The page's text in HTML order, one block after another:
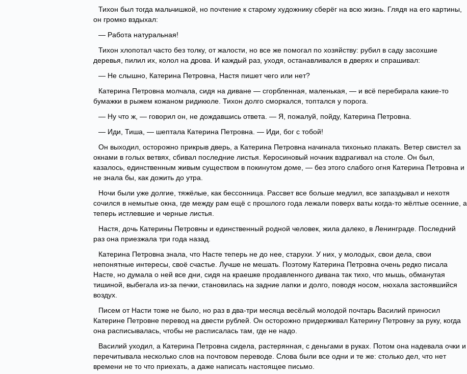
Тихон был тогда мальчишкой, но почтение к старому художнику сберёг на всю жизнь. Глядя на его картины,
он громко вздыхал:
— Работа натуральная!
Тихон хлопотал часто без толку, от жалости, но все же помогал по хозяйству: рубил в саду засохшие
деревья, пилил их, колол на дрова. И каждый раз, уходя, останавливался в дверях и спрашивал:
— Не слышно, Катерина Петровна, Настя пишет чего или нет?
Катерина Петровна молчала, сидя на диване — сгорбленная, маленькая, — и всё перебирала какие-то
бумажки в рыжем кожаном ридикюле. Тихон долго сморкался, топтался у порога.
— Ну что ж, — говорил он, не дождавшись ответа. — Я, пожалуй, пойду, Катерина Петровна.
— Иди, Тиша, — шептала Катерина Петровна. — Иди, бог с тобой!
Он выходил, осторожно прикрыв дверь, а Катерина Петровна начинала тихонько плакать. Ветер свистел за
окнами в голых ветвях, сбивал последние листья. Керосиновый ночник вздрагивал на столе. Он был,
казалось, единственным живым существом в покинутом доме, — без этого слабого огня Катерина Петровна и
не знала бы, как дожить до утра.
Ночи были уже долгие, тяжёлые, как бессонница. Рассвет все больше медлил, все запаздывал и нехотя
сочился в немытые окна, где между рам ещё с прошлого года лежали поверх ваты когда-то жёлтые осенние, а
теперь истлевшие и черные листья.
Настя, дочь Катерины Петровны и единственный родной человек, жила далеко, в Ленинграде. Последний
раз она приезжала три года назад.
Катерина Петровна знала, что Насте теперь не до нее, старухи. У них, у молодых, свои дела, свои
непонятные интересы, своё счастье. Лучше не мешать. Поэтому Катерина Петровна очень редко писала
Насте, но думала о ней все дни, сидя на краешке продавленного дивана так тихо, что мышь, обманутая
тишиной, выбегала из-за печки, становилась на задние лапки и долго, поводя носом, нюхала застоявшийся
воздух.
Писем от Насти тоже не было, но раз в два-три месяца весёлый молодой почтарь Василий приносил
Катерине Петровне перевод на двести рублей. Он осторожно придерживал Катерину Петровну за руку, когда
она расписывалась, чтобы не расписалась там, где не надо.
Василий уходил, а Катерина Петровна сидела, растерянная, с деньгами в руках. Потом она надевала очки и
перечитывала несколько слов на почтовом переводе. Слова были все одни и те же: столько дел, что нет
времени не то что приехать, а даже написать настоящее письмо.